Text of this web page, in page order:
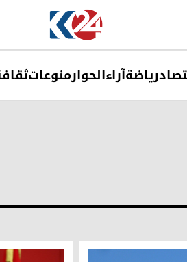
ریاضةآراءالحوارمنوعات